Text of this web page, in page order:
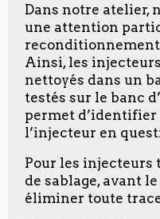
Dans notre atelier,
une attention
Ainsi, les
nettoyés dans un
testés sur le banc
permet d’identifier
l’injecteur en
Pour les injecteurs
de sablage, avant
éliminer toute